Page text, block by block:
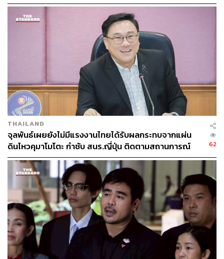
ABOUT THE AUTHOR
THE STANDARD TEAM
กองบรรณาธิการ THE STANDARD
ABOUT THE PHOTOGRAPHER
ศวิตา พูลเสถียร
ช่างภาพข่าว ประจำสำนักข่าว THE
STANDARD
THAILAND
จุลพันธ์เผยยังไม่มีแรงงานไทยได้รับผลกระทบจากแผ่น
ดินไหวคุมาโมโตะ กำชับ สนร.ญี่ปุ่น ติดตามสถานการณ์
ใกล้ชิด
62